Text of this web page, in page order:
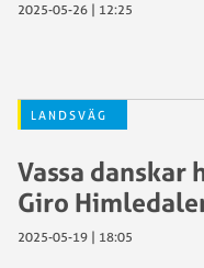
2025-05-26 | 12:25
LANDSVÄG
Vassa
Giro
2025-05-19 | 18:05